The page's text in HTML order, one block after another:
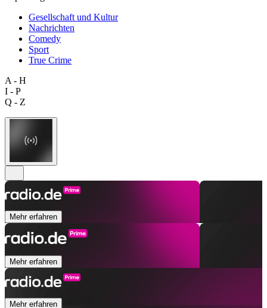
Gesellschaft und Kultur
Nachrichten
Comedy
Sport
True Crime
A - H
I - P
Q - Z
Mehr erfahren
Mehr erfahren
Mehr erfahren